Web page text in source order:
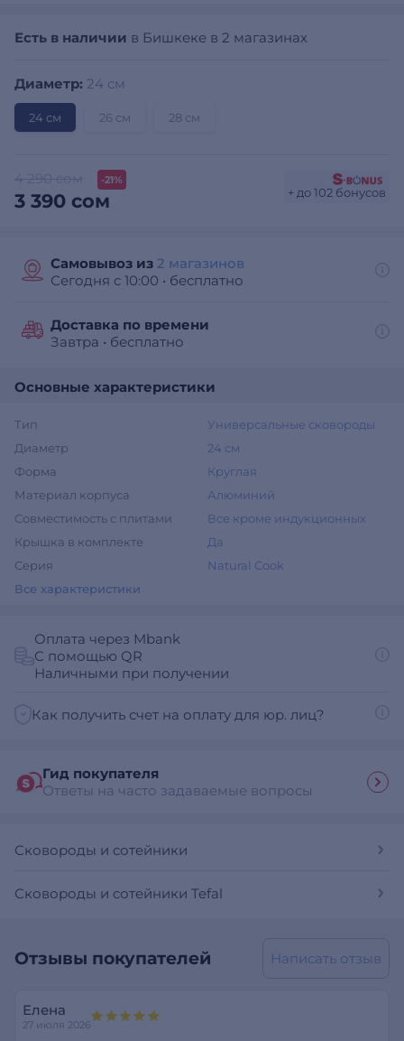
Есть в наличии в Бишкеке в 2 магазинах
Диаметр: 24 см
24 см 26 см 28 см
-21%
3 390 сом + до 102 бонусов
Самовывоз из 2 магазинов
Сегодня с 10:00 • бесплатно
Доставка по времени
Завтра • бесплатно
Основные характеристики
Тип
Универсальные сковороды
Диаметр
24 см
Форма
Круглая
Материал корпуса
Алюминий
Совместимость с плитами
Все кроме индукционных
Крышка в комплекте
Да
Серия
Natural Cook
Все характеристики
Оплата через Mbank
С помощью QR
Наличными при получении
Как получить счет на оплату для юр. лиц?
Гид покупателя
Ответы на часто задаваемые вопросы
Сковороды и сотейники
Сковороды и сотейники Tefal
Отзывы покупателей Написать отзыв
Елена
27 июля 2026